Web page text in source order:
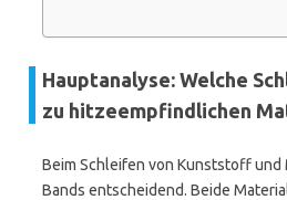
Hauptanalyse: Welche
zu hitzeempfindlichen
Beim Schleifen von Kunststoff und
Bands entscheidend. Beide